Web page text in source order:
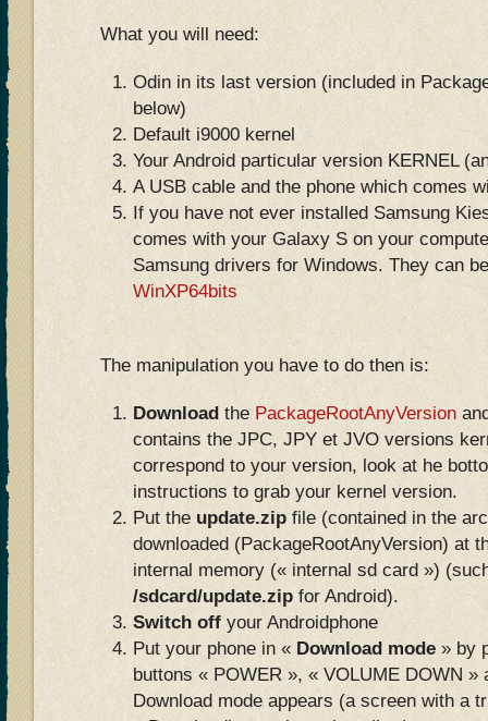
What you will need:
Odin in its last version (included in
below)
Default i9000 kernel
Your Android particular version KERNEL
A USB cable and the phone which comes
If you have not ever installed Samsung
comes with your Galaxy S on your
Samsung drivers for Windows. They can
WinXP64bits
The manipulation you have to do then is:
Download the PackageRootAnyVersion
contains the JPC, JPY et JVO versions
correspond to your version, look at he
instructions to grab your kernel version.
Put the update.zip file (contained in the
downloaded (PackageRootAnyVersion) at
internal memory (« internal sd card »)
/sdcard/update.zip for Android).
Switch off your Androidphone
Put your phone in « Download mode » by
buttons « POWER », « VOLUME DOWN »
Download mode appears (a screen with a